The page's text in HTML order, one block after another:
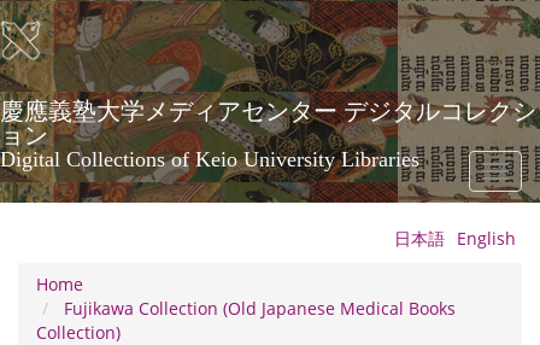
Skip
to
main
content
慶應義塾大学メディアセンター デジタルコレクシ
ョン
Digital Collections of Keio University Libraries
Toggle
日本語 English
Home
Fujikawa Collection (Old Japanese Medical Books
Collection)